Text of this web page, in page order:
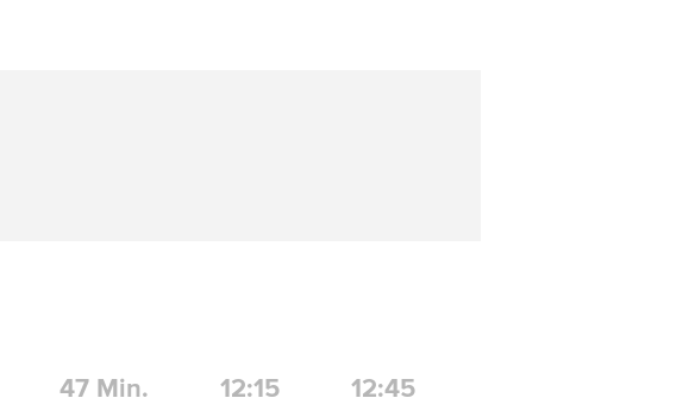
47 Min. 12:15 12:45